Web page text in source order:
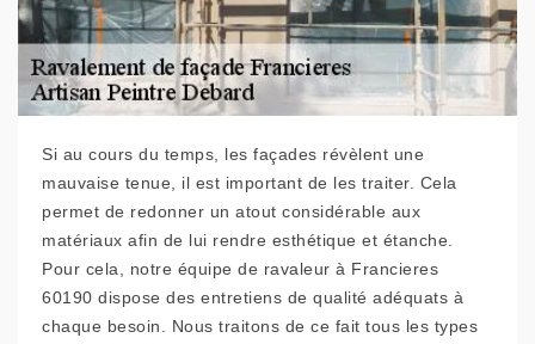
Si au cours du temps, les façades révèlent une
mauvaise tenue, il est important de les traiter. Cela
permet de redonner un atout considérable aux
matériaux afin de lui rendre esthétique et étanche.
Pour cela, notre équipe de ravaleur à Francieres
60190 dispose des entretiens de qualité adéquats à
chaque besoin. Nous traitons de ce fait tous les types